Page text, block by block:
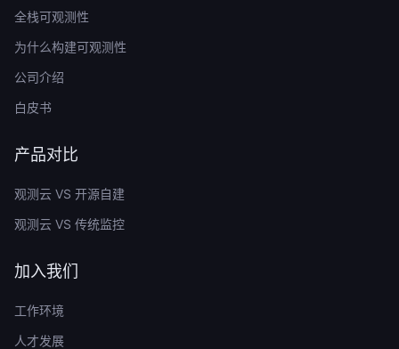
全栈可观测性
为什么构建可观测性
公司介绍
白皮书
产品对比
观测云 VS 开源自建
观测云 VS 传统监控
加入我们
工作环境
人才发展